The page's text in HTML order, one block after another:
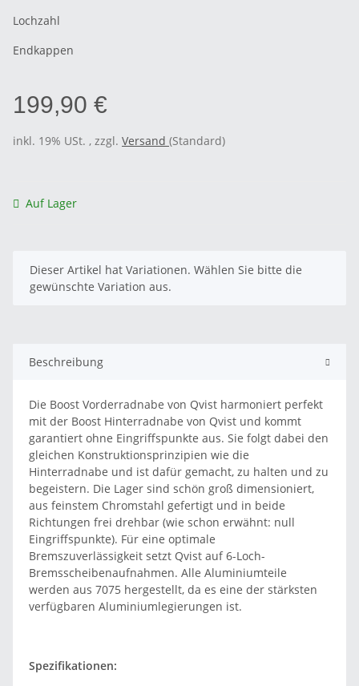
Lochzahl
Endkappen
199,90 €
inkl. 19% USt. , zzgl. Versand (Standard)
Auf Lager
x
Dieser Artikel hat Variationen. Wählen Sie bitte die
gewünschte Variation aus.
Beschreibung
Die Boost Vorderradnabe von Qvist harmoniert perfekt
mit der Boost Hinterradnabe von Qvist und kommt
garantiert ohne Eingriffspunkte aus. Sie folgt dabei den
gleichen Konstruktionsprinzipien wie die
Hinterradnabe und ist dafür gemacht, zu halten und zu
begeistern. Die Lager sind schön groß dimensioniert,
aus feinstem Chromstahl gefertigt und in beide
Richtungen frei drehbar (wie schon erwähnt: null
Eingriffspunkte). Für eine optimale
Bremszuverlässigkeit setzt Qvist auf 6-Loch-
Bremsscheibenaufnahmen. Alle Aluminiumteile
werden aus 7075 hergestellt, da es eine der stärksten
verfügbaren Aluminiumlegierungen ist.
Spezifikationen: